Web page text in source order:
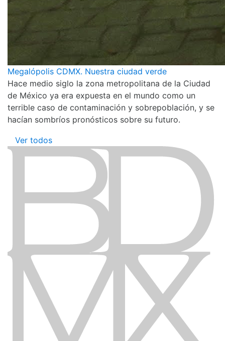
Megalópolis CDMX. Nuestra ciudad verde
Hace medio siglo la zona metropolitana de la Ciudad
de México ya era expuesta en el mundo como un
terrible caso de contaminación y sobrepoblación, y se
hacían sombríos pronósticos sobre su futuro.
Ver todos